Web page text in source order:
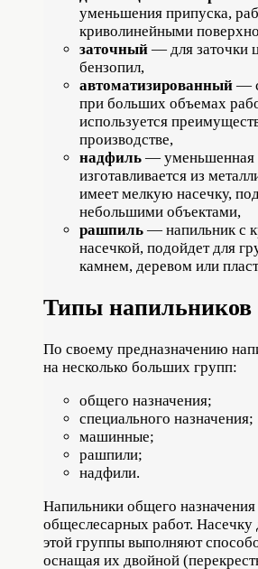
уменьшения припуска,
криволинейными
заточный — для заточки
бензопил,
автоматизированный —
при больших объемах
используется
производстве,
надфиль — уменьшенная
изготавливается из
имеет мелкую насечку,
небольшими объектами,
рашпиль — напильник с
насечкой, подойдет для
камнем, деревом или
Типы напильников
По своему предназначению
на несколько больших групп:
общего назначения;
специального назначения;
машинные;
рашпили;
надфили.
Напильники общего
общеслесарных работ. Насечку
этой группы выполняют
оснащая их двойной